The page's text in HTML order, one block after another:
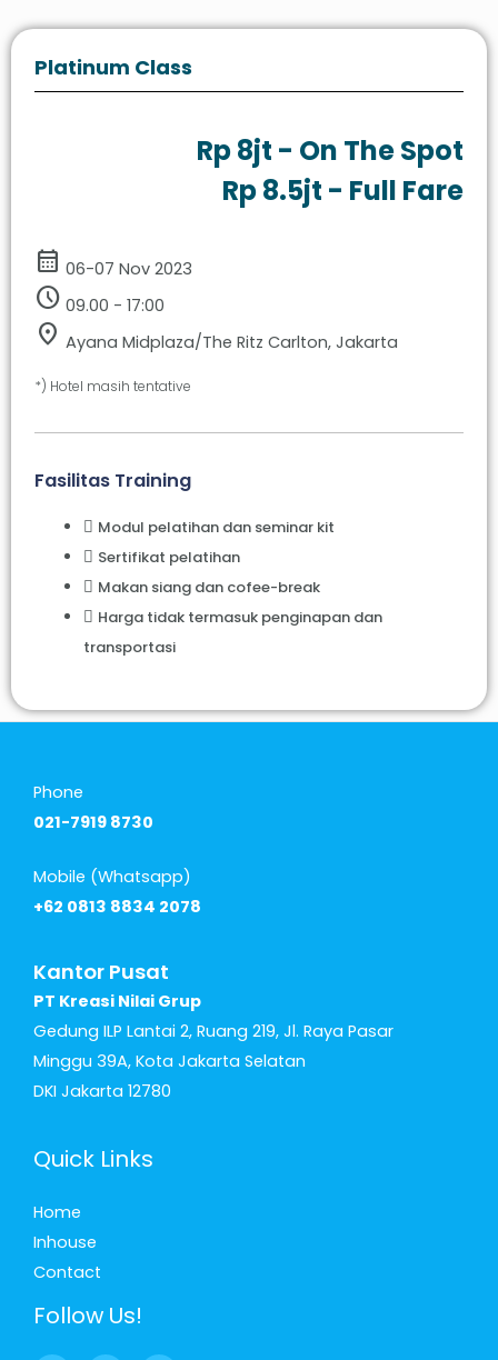
Platinum Class
Rp 8jt - On The Spot
Rp 8.5jt - Full Fare
calendar_month 06-07 Nov 2023
schedule 09.00 - 17:00
location_on Ayana Midplaza/The Ritz Carlton, Jakarta
*) Hotel masih tentative
Fasilitas Training
Modul pelatihan dan seminar kit
Sertifikat pelatihan
Makan siang dan cofee-break
Harga tidak termasuk penginapan dan
transportasi
Phone
021-7919 8730
Mobile (Whatsapp)
+62 0813 8834 2078
Kantor Pusat
PT Kreasi Nilai Grup
Gedung ILP Lantai 2, Ruang 219, Jl. Raya Pasar
Minggu 39A, Kota Jakarta Selatan
DKI Jakarta 12780
Quick Links
Home
Inhouse
Contact
Follow Us!